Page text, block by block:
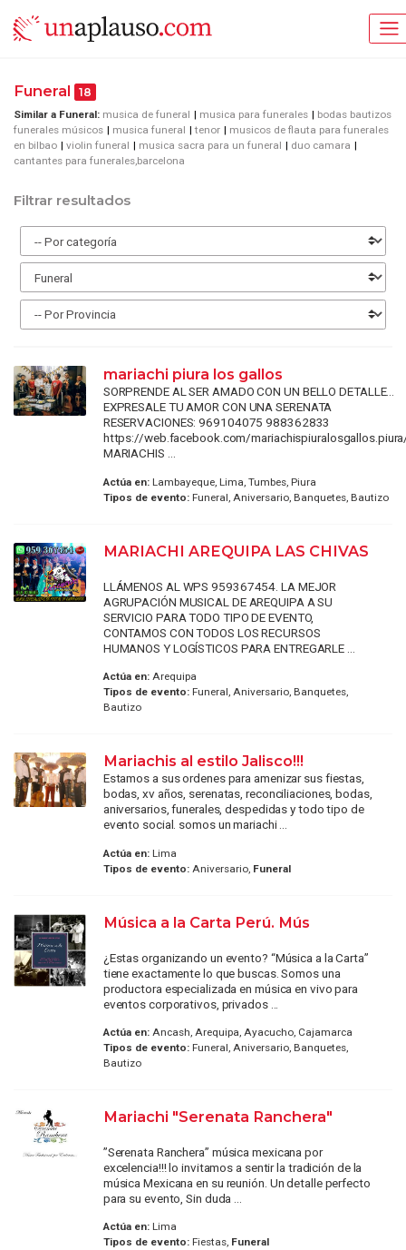
Funeral 18
Similar a Funeral: musica de funeral musica para funerales
bodas bautizos
funerales músicos
musica funeral tenor
musicos de flauta para funerales
en bilbao
violin funeral musica sacra para un funeral
duo camara
cantantes para funerales,barcelona
Filtrar resultados
mariachi piura los gallos
SORPRENDE AL SER AMADO CON UN BELLO DETALLE...
EXPRESALE TU AMOR CON UNA SERENATA
RESERVACIONES: 969104075 988362833
https://web.facebook.com/
MARIACHIS ...
Actúa en:Lambayeque, Lima, Tumbes, Piura
Tipos de evento:Funeral, Aniversario, Banquetes, Bautizo
MARIACHI AREQUIPA LAS CHIVAS
LLÁMENOS AL WPS 959367454. LA MEJOR
AGRUPACIÓN MUSICAL DE AREQUIPA A SU
SERVICIO PARA TODO TIPO DE EVENTO,
CONTAMOS CON TODOS LOS RECURSOS
HUMANOS Y LOGÍSTICOS PARA ENTREGARLE ...
Actúa en:Arequipa
Tipos de evento:Funeral, Aniversario, Banquetes,
Bautizo
Mariachis al estilo Jalisco!!!
Estamos a sus ordenes para amenizar sus fiestas,
bodas, xv años, serenatas, reconciliaciones, bodas,
aniversarios, funerales, despedidas y todo tipo de
evento social. somos un mariachi ...
Actúa en:Lima
Tipos de evento:Aniversario, Funeral
Música a la Carta Perú. Mús
¿Estas organizando un evento? “Música a la Carta”
tiene exactamente lo que buscas. Somos una
productora especializada en música en vivo para
eventos corporativos, privados ...
Actúa en:Ancash, Arequipa, Ayacucho, Cajamarca
Tipos de evento:Funeral, Aniversario, Banquetes,
Bautizo
Mariachi "Serenata Ranchera"
”Serenata Ranchera” música mexicana por
excelencia!!! lo invitamos a sentir la tradición de la
música Mexicana en su reunión. Un detalle perfecto
para su evento, Sin duda ...
Actúa en:Lima
Tipos de evento:Fiestas, Funeral